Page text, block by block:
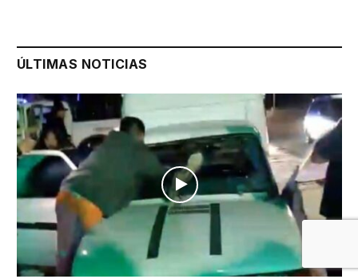
ÚLTIMAS NOTICIAS